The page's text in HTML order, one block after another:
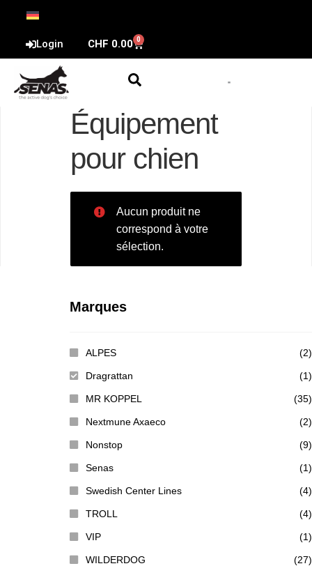
Login CHF 0.00 0
Équipement
pour chien
Aucun produit ne
correspond à votre
sélection.
Marques
ALPES (2)
Dragrattan (1)
MR KOPPEL (35)
Nextmune Axaeco (2)
Nonstop (9)
Senas (1)
Swedish Center Lines (4)
TROLL (4)
VIP (1)
WILDERDOG (27)